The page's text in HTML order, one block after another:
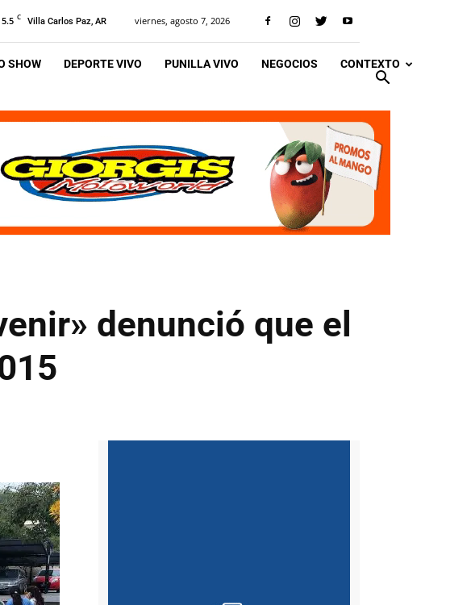
5.5 C Villa Carlos Paz, AR viernes, agosto 7, 2026
SHOW DEPORTE VIVO PUNILLA VIVO NEGOCIOS CONTEXTO
denunció que el